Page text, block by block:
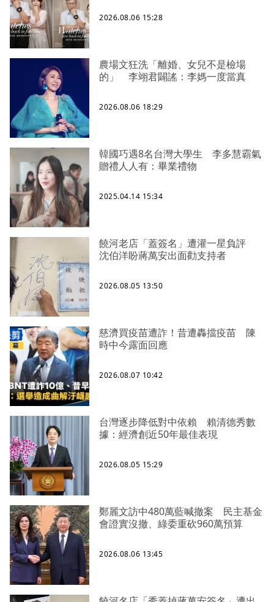
2026.08.06 15:28
農場文狂洗「離婚、女兒不是檢場
的」 李翊君闢謠：李媽一度當真
2026.08.06 18:29
韓國巧遇8名台灣大學生 李多慧霸氣
贈禮人人有：畢業禮物
2025.04.14 15:34
饒河老店「蓋簽名」遭灌一星負評
沈伯洋盼蔣萬安出面勸支持者
2026.08.05 13:50
慈濟買疫苗遭詐！昔遭轟擋疫苗 陳
時中今露面回應
2026.08.07 10:42
台灣逐步降低對中依賴 賴清德秀數
據：經濟創近50年最佳表現
2026.08.05 15:29
鄭麗文訪中480萬藍喊撤案 民主基金
會證實沒撤、綠委重砍960萬預算
2026.08.06 13:45